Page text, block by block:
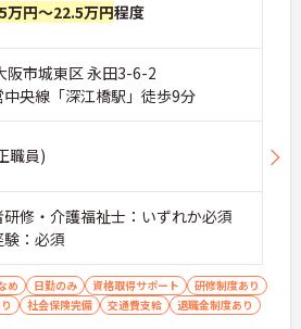
万円～22.5万円程度
阪市城東区 永田3-6-2
央線「深江橋駅」徒歩9分
職員)
修・介護福祉士：いずれか必須
：必須
め 日勤のみ 資格取得サポート
研修制度あり
社会保険完備 交通費支給 退職金制度あり